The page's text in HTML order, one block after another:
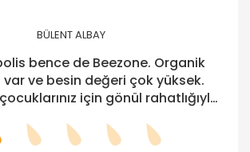
BÜLENT ALBAY
bence de Beezone. Organik
var ve besin değeri çok yüksek.
için gönül rahatlığıyla
olanı çocuklarımıza da su bazlı